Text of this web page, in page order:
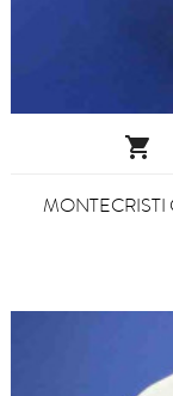

MONTECRISTI